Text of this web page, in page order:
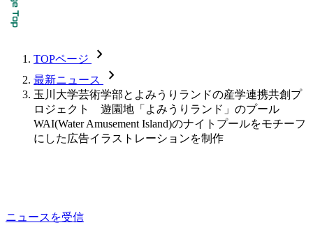
TOPページ chevron_forward
最新ニュース chevron_forward
玉川大学芸術学部とよみうりランドの産学連携共創プ
ロジェクト 遊園地「よみうりランド」のプール
WAI(Water Amusement Island)のナイトプールをモチーフ
にした広告イラストレーションを制作
ニュースを受信